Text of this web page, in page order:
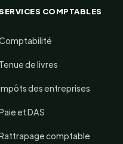
COMPTABLES
Tenue de livres
des entreprises
et DAS
comptable